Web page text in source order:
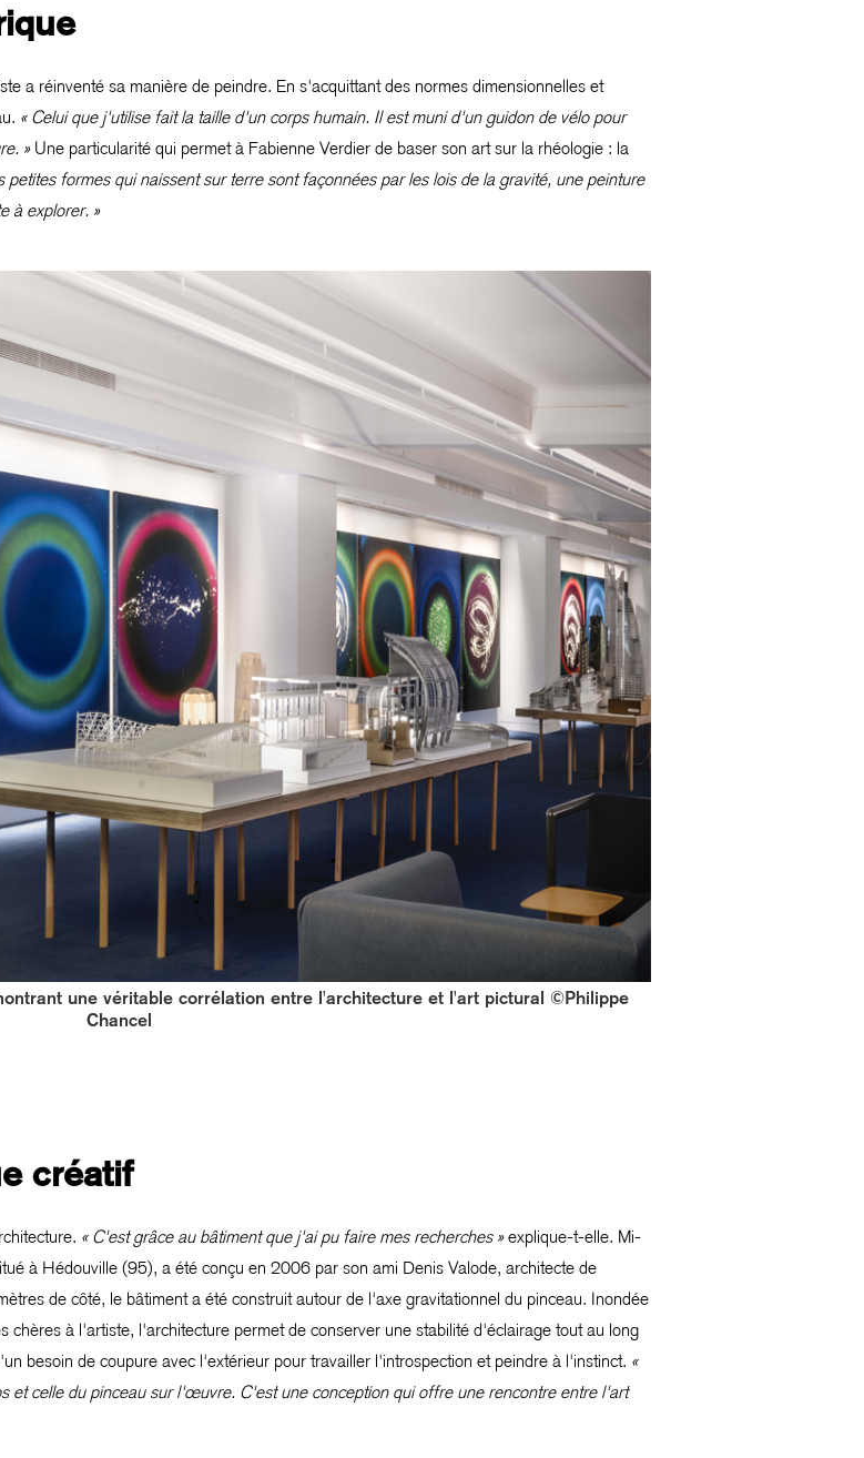
a réinventé sa manière de peindre. En s'acquittant des normes dimensionnelles et
« Celui que j'utilise fait la taille d'un corps humain. Il est muni d'un guidon de vélo pour
»Une particularité qui permet à Fabienne Verdier de baser son art sur la rhéologie : la
petites formes qui naissent sur terre sont façonnées par les lois de la gravité, une peinture
à explorer. »
une véritable corrélation entre l'architecture et l'art pictural ©Philippe
Chancel
créatif
« C'est grâce au bâtiment que j'ai pu faire mes recherches »explique-t-elle. Mi-
à Hédouville (95), a été conçu en 2006 par son ami Denis Valode, architecte de
de côté, le bâtiment a été construit autour de l'axe gravitationnel du pinceau. Inondée
chères à l'artiste, l'architecture permet de conserver une stabilité d'éclairage tout au long
besoin de coupure avec l'extérieur pour travailler l'introspection et peindre à l'instinct. «
et celle du pinceau sur l'œuvre. C'est une conception qui offre une rencontre entre l'art